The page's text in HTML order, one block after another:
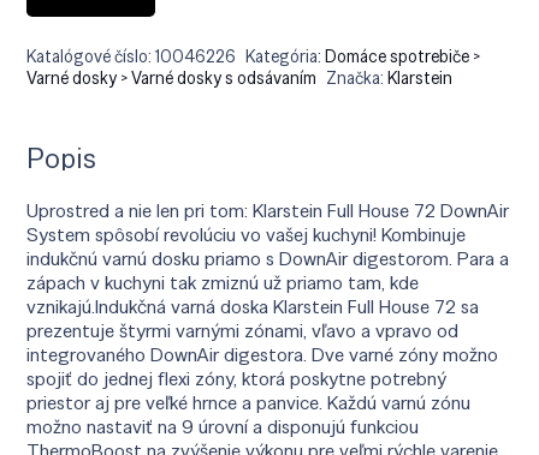
Katalógové číslo:10046226 Kategória:Domáce spotrebiče >
Varné dosky > Varné dosky s odsávaním Značka:Klarstein
Popis
Uprostred a nie len pri tom: Klarstein Full House 72 DownAir
System spôsobí revolúciu vo vašej kuchyni! Kombinuje
indukčnú varnú dosku priamo s DownAir digestorom. Para a
zápach v kuchyni tak zmiznú už priamo tam, kde
vznikajú.Indukčná varná doska Klarstein Full House 72 sa
prezentuje štyrmi varnými zónami, vľavo a vpravo od
integrovaného DownAir digestora. Dve varné zóny možno
spojiť do jednej flexi zóny, ktorá poskytne potrebný
priestor aj pre veľké hrnce a panvice. Každú varnú zónu
možno nastaviť na 9 úrovní a disponujú funkciou